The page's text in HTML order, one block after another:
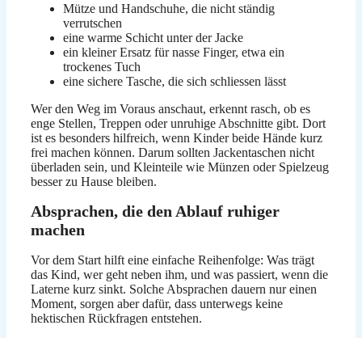
Mütze und Handschuhe, die nicht ständig
verrutschen
eine warme Schicht unter der Jacke
ein kleiner Ersatz für nasse Finger, etwa ein
trockenes Tuch
eine sichere Tasche, die sich schliessen lässt
Wer den Weg im Voraus anschaut, erkennt rasch, ob es
enge Stellen, Treppen oder unruhige Abschnitte gibt. Dort
ist es besonders hilfreich, wenn Kinder beide Hände kurz
frei machen können. Darum sollten Jackentaschen nicht
überladen sein, und Kleinteile wie Münzen oder Spielzeug
besser zu Hause bleiben.
Absprachen, die den Ablauf ruhiger
machen
Vor dem Start hilft eine einfache Reihenfolge: Was trägt
das Kind, wer geht neben ihm, und was passiert, wenn die
Laterne kurz sinkt. Solche Absprachen dauern nur einen
Moment, sorgen aber dafür, dass unterwegs keine
hektischen Rückfragen entstehen.